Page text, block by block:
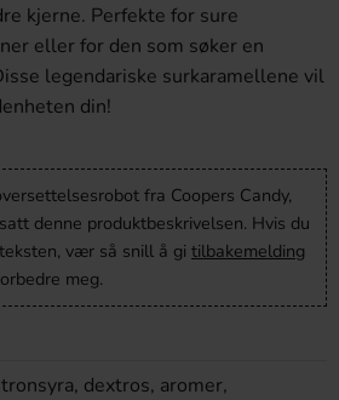
kjerne. Perfekte for sure
eller for den som søker en
legendariske surkaramellene vil
din!
fra Coopers Candy,
denne produktbeskrivelsen. Hvis du
vær så snill å gi tilbakemelding
meg.
dextros, aromer,